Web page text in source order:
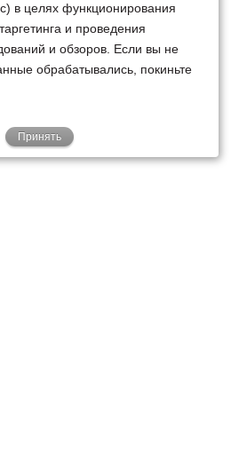
в целях функционирования
и проведения
и обзоров. Если вы не
обрабатывались, покиньте
Принять